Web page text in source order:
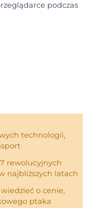
podczas
technologii,
rewolucyjnych
najbliższych latach
o cenie,
ptaka